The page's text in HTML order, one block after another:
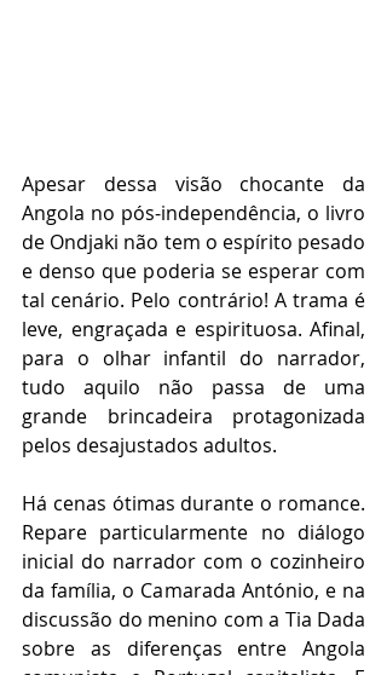
Apesar dessa visão chocante da
Angola no pós-independência, o livro
de Ondjaki não tem o espírito pesado
e denso que poderia se esperar com
tal cenário. Pelo contrário! A trama é
leve, engraçada e espirituosa. Afinal,
para o olhar infantil do narrador,
tudo aquilo não passa de uma
grande brincadeira protagonizada
pelos desajustados adultos.
Há cenas ótimas durante o romance.
Repare particularmente no diálogo
inicial do narrador com o cozinheiro
da família, o Camarada António, e na
discussão do menino com a Tia Dada
sobre as diferenças entre Angola